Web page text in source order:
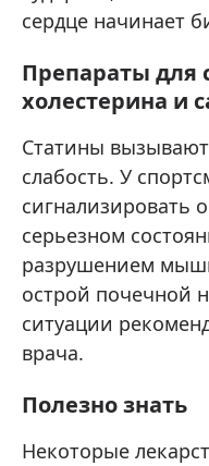
сердце начинает
Препараты для
холестерина и
Статины
слабость. У
сигнализировать
серьезном
разрушением
острой почечной
ситуации
врача.
Полезно знать
Некоторые